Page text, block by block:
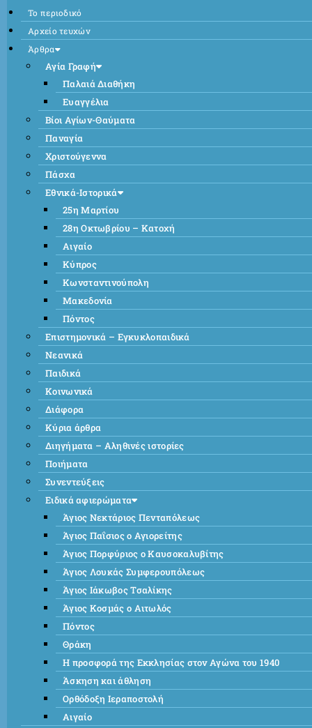
Το περιοδικό
Αρχείο τευχών
Άρθρα
Αγία Γραφή
Παλαιά Διαθήκη
Ευαγγέλια
Βίοι Αγίων-Θαύματα
Παναγία
Χριστούγεννα
Πάσχα
Εθνικά-Ιστορικά
25η Μαρτίου
28η Οκτωβρίου – Κατοχή
Αιγαίο
Κύπρος
Κωνσταντινούπολη
Μακεδονία
Πόντος
Επιστημονικά – Εγκυκλοπαιδικά
Νεανικά
Παιδικά
Κοινωνικά
Διάφορα
Κύρια άρθρα
Διηγήματα – Αληθινές ιστορίες
Ποιήματα
Συνεντεύξεις
Ειδικά αφιερώματα
Άγιος Νεκτάριος Πενταπόλεως
Άγιος Παΐσιος ο Αγιορείτης
Άγιος Πορφύριος ο Καυσοκαλυβίτης
Άγιος Λουκάς Συμφερουπόλεως
Άγιος Ιάκωβος Τσαλίκης
Άγιος Κοσμάς ο Αιτωλός
Πόντος
Θράκη
Η προσφορά της Εκκλησίας στον Αγώνα του 1940
Άσκηση και άθληση
Ορθόδοξη Ιεραποστολή
Αιγαίο